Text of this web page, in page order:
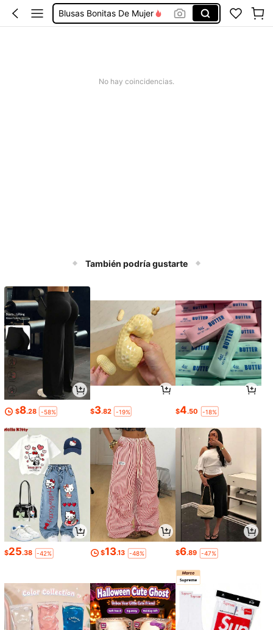
Conjunto De Dos Piezas Mujer
No hay coincidencias.
También podría gustarte
$8.28 -58% $3.82 -19% $4.50 -18%
$25.38 -42% $13.13 -48% $6.89 -47%